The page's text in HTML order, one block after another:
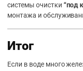
системы очистки “под
монтажа и
Итог
Если в воде много